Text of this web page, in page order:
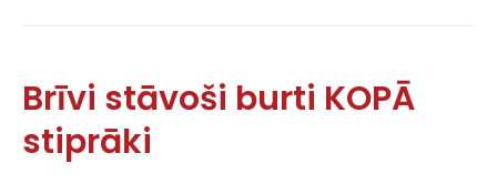
Brīvi stāvoši burti KOPĀ
stiprāki